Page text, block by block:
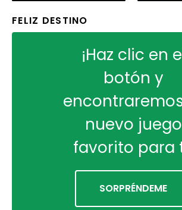
FELIZ DESTINO
¡Haz clic en
botón y
nuevo juego
favorito para
SORPRÉNDEME